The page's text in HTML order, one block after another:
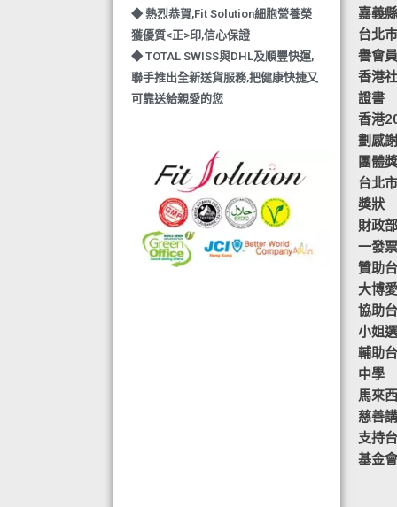
◆ 熱烈恭賀,Fit Solution細胞營養榮
獲優質<正>印,信心保證
◆ TOTAL SWISS與DHL及順豐快運,
聯手推出全新送貨服務,把健康快捷又
可靠送給親愛的您
可的香港標準及檢定中心測試,證明符
合香港食品標準,不含重金屬,農藥,細
菌,並頒發香港優質正印.
◆ 熱烈恭賀,FIT SOLUTION細胞營養
榮獲澳門廚皇協會頒發-我最喜愛的健
康飲品金獎
嘉義
台北
譽會
香港
證書
香港
劃感
團體
台北
獎狀
財政
一發
贊助
大博
協助
小姐
輔助
中學
馬來
慈善
支持
基金會